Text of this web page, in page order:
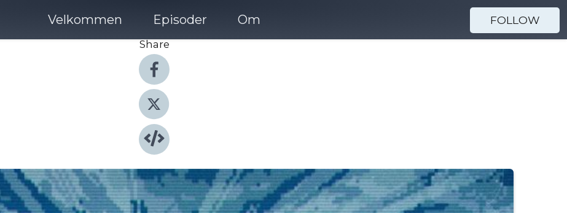
Velkommen Episoder Om FOLLOW
Share